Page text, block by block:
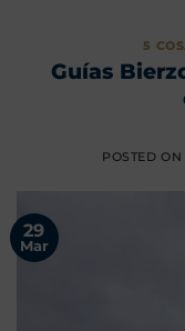
5
Guías
POSTED ON
29
Mar